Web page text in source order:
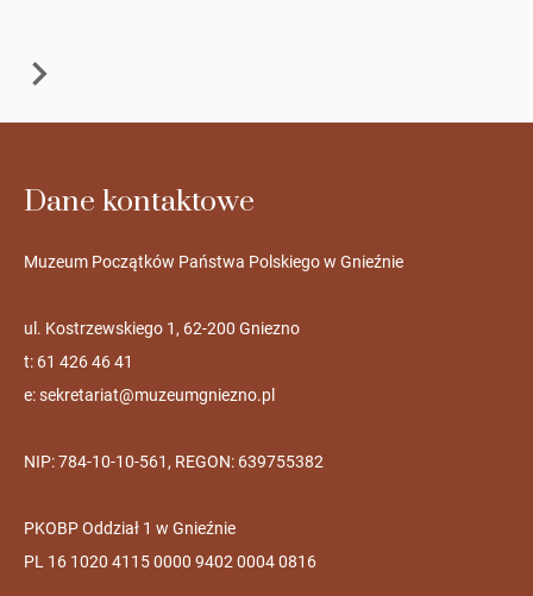
Dane kontaktowe
Muzeum Początków Państwa Polskiego w Gnieźnie
ul. Kostrzewskiego 1, 62-200 Gniezno
t: 61 426 46 41
e:sekretariat@muzeumgniezno.pl
NIP: 784-10-10-561, REGON: 639755382
PKOBP Oddział 1 w Gnieźnie
PL 16 1020 4115 0000 9402 0004 0816